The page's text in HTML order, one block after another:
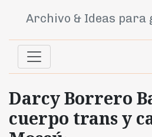
Archivo & Ideas para
Darcy Borrero
cuerpo trans y